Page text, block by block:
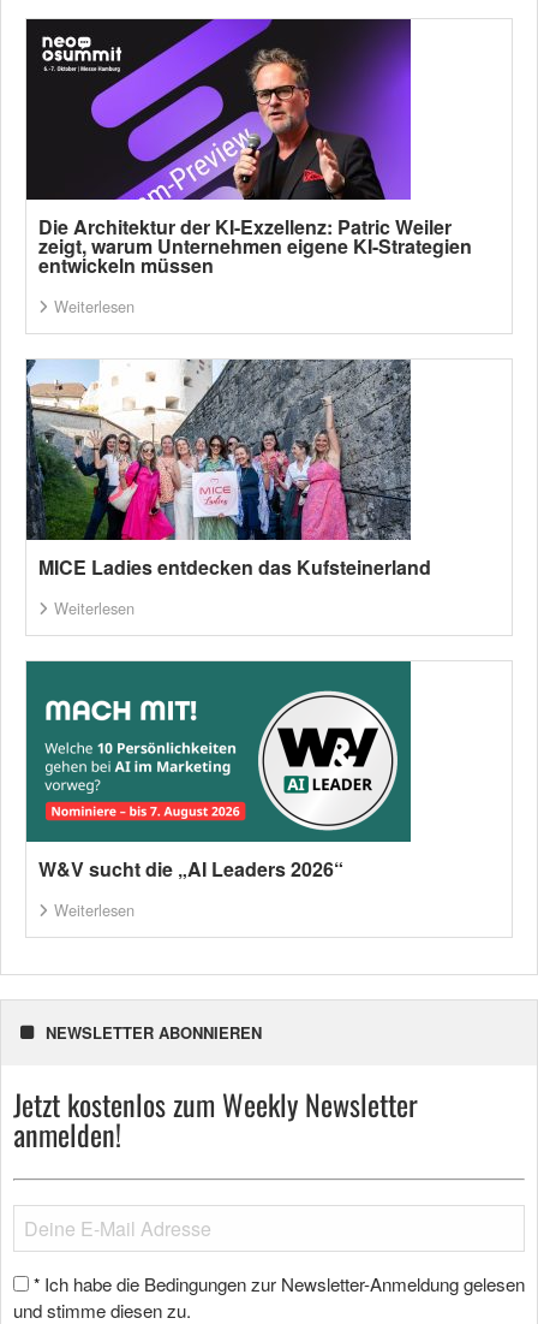
Die Architektur der KI-Exzellenz: Patric Weiler
zeigt, warum Unternehmen eigene KI-Strategien
entwickeln müssen
Weiterlesen
MICE Ladies entdecken das Kufsteinerland
Weiterlesen
W&V sucht die „AI Leaders 2026“
Weiterlesen
NEWSLETTER ABONNIEREN
Jetzt kostenlos zum Weekly Newsletter
anmelden!
* Ich habe die Bedingungen zur Newsletter-Anmeldung gelesen
und stimme diesen zu.